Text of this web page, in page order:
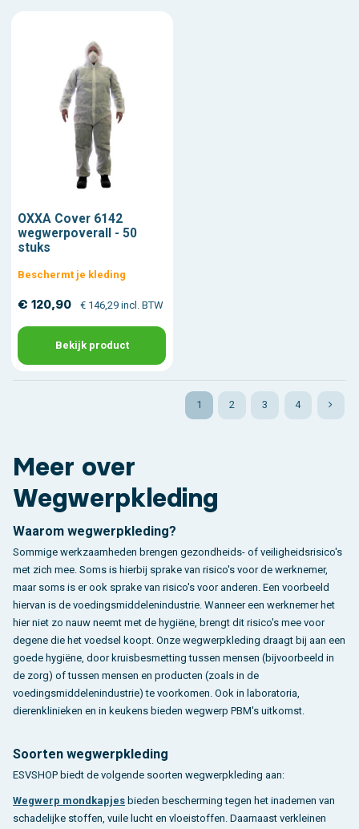
OXXA Cover 6142
wegwerpoverall - 50
stuks
Beschermt je kleding
€ 120,90 € 146,29 incl. BTW
Bekijk product
1 2 3 4
Meer over
Wegwerpkleding
Waarom wegwerpkleding?
Sommige werkzaamheden brengen gezondheids- of veiligheidsrisico's
met zich mee. Soms is hierbij sprake van risico's voor de werknemer,
maar soms is er ook sprake van risico's voor anderen. Een voorbeeld
hiervan is de voedingsmiddelenindustrie. Wanneer een werknemer het
hier niet zo nauw neemt met de hygiëne, brengt dit risico's mee voor
degene die het voedsel koopt. Onze wegwerpkleding draagt bij aan een
goede hygiëne, door kruisbesmetting tussen mensen (bijvoorbeeld in
de zorg) of tussen mensen en producten (zoals in de
voedingsmiddelenindustrie) te voorkomen. Ook in laboratoria,
dierenklinieken en in keukens bieden wegwerp PBM's uitkomst.
Soorten wegwerpkleding
ESVSHOP biedt de volgende soorten wegwerpkleding aan:
Wegwerp mondkapjes bieden bescherming tegen het inademen van
schadelijke stoffen, vuile lucht en vloeistoffen. Daarnaast verkleinen